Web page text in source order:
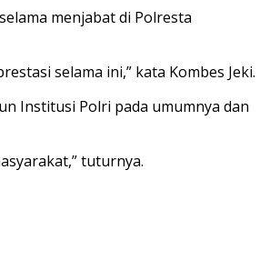
menjabat di Polresta
selama ini,” kata Kombes Jeki.
Institusi Polri pada umumnya dan
tuturnya.